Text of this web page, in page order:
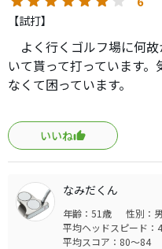
【試打】
よく行くゴルフ場に何
いて貰って打っています
なくて困っています。
そこそこ距離も出ます。
いきます。夏の芝でも安
きます。
スピンはあまり掛かりま
乗せるには適しているか
います。Z starの時はフワ
PW～７Iまでいろんな転
球の特性を考えたゴルフ
いいね
なみだくん
年齢：51歳 性別：
平均ヘッドスピード
平均スコア：80～84